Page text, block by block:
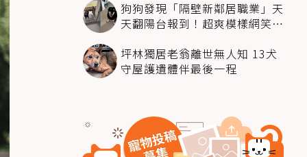
狗狗發現「隔壁新鄰居職業」天
天翻陽台報到！超爽模樣網笑
坪林獨居老翁離世無人知 13犬
守屋護遺體伴最後一程